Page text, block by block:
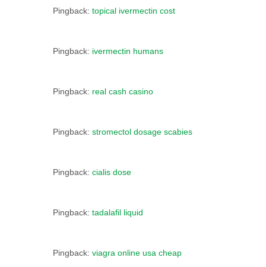
Pingback: topical ivermectin cost
Pingback: ivermectin humans
Pingback: real cash casino
Pingback: stromectol dosage scabies
Pingback: cialis dose
Pingback: tadalafil liquid
Pingback: viagra online usa cheap